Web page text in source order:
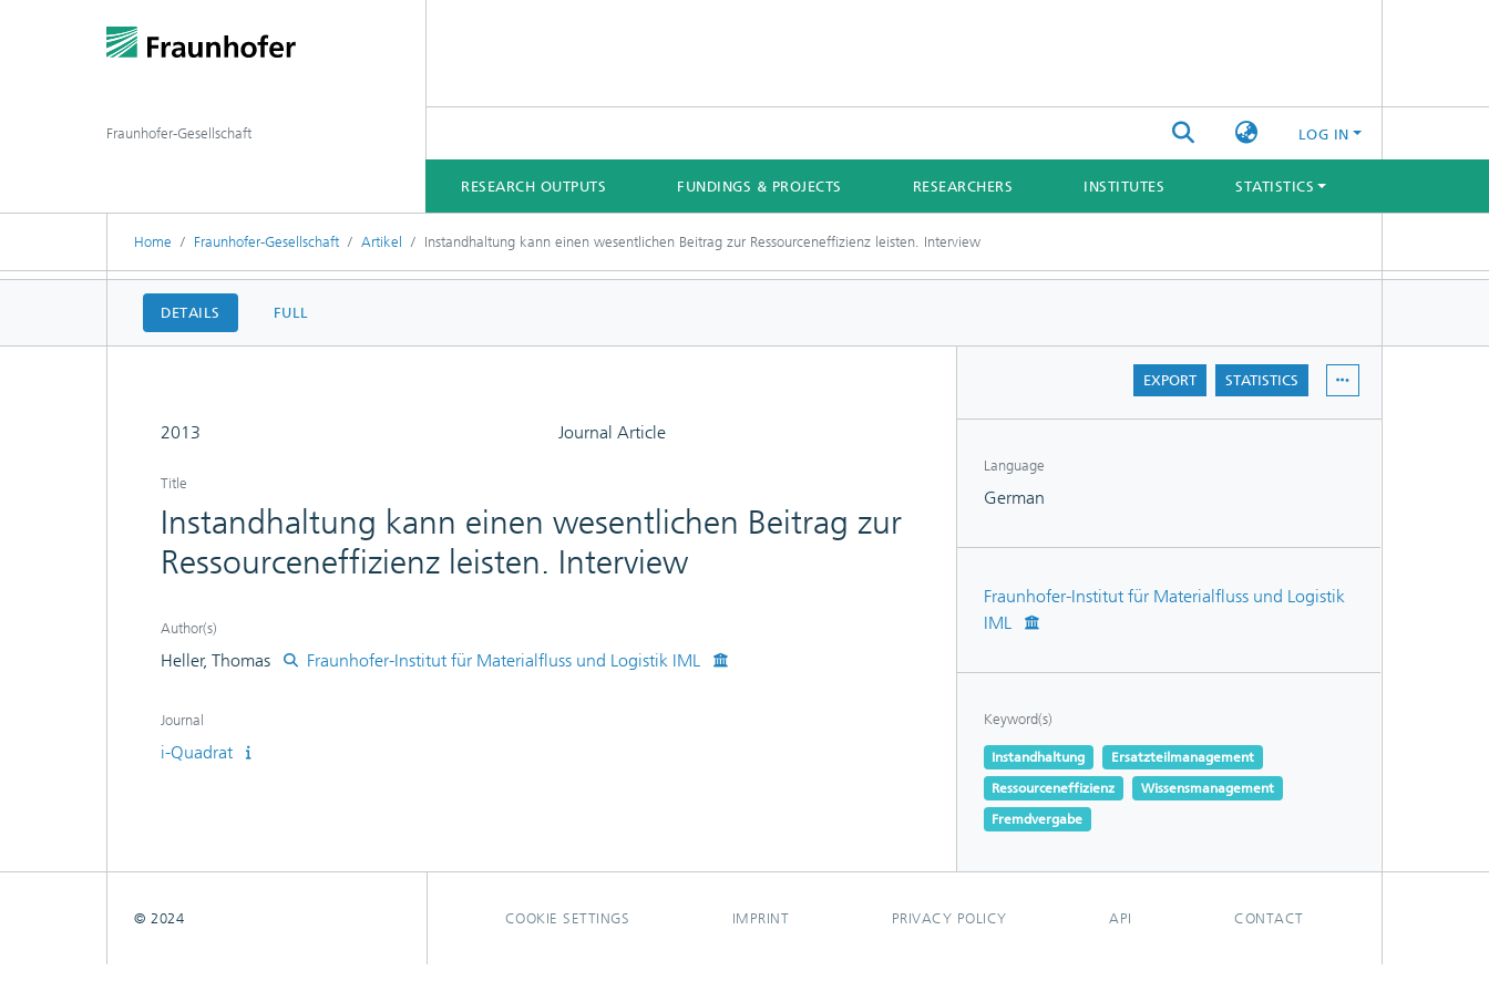
LOG IN
RESEARCH OUTPUTS FUNDINGS & PROJECTS RESEARCHERS INSTITUTES STATISTICS
Fraunhofer-Gesellschaft
Home Fraunhofer-Gesellschaft Artikel Instandhaltung kann einen wesentlichen Beitrag zur Ressourceneffizienz leisten. Interview
DETAILS FULL
EXPORT STATISTICS
2013 Journal Article
Title
Instandhaltung kann einen wesentlichen Beitrag zur
Ressourceneffizienz leisten. Interview
Author(s)
Heller, Thomas Fraunhofer-Institut für Materialfluss und Logistik IML
Journal
i-Quadrat
Language
German
Fraunhofer-Institut für Materialfluss und Logistik
IML
Keyword(s)
Instandhaltung
Ersatzteilmanagement
Ressourceneffizienz
Wissensmanagement
Fremdvergabe
COOKIE SETTINGS IMPRINT PRIVACY POLICY API CONTACT
© 2024